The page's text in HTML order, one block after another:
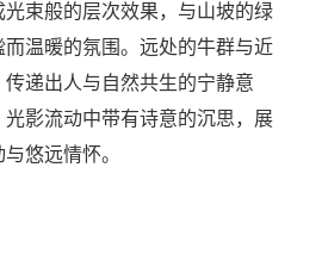
束般的层次效果，与山坡的绿
温暖的氛围。远处的牛群与近
递出人与自然共生的宁静意
影流动中带有诗意的沉思，展
悠远情怀。